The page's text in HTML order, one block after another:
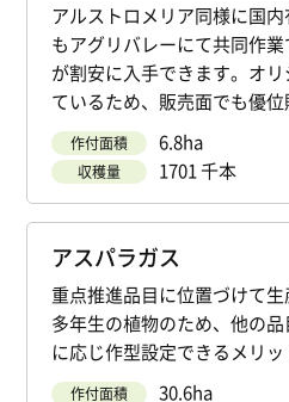
アルストロメリア同様に国
もアグリバレーにて共同作
が割安に入手できます。オ
ているため、販売面でも優位
作付面積 6.8ha
収穫量 1701 千本
アスパラガス
重点推進品目に位置づけて生
多年生の植物のため、他の
に応じ作型設定できるメリッ
作付面積 30.6ha